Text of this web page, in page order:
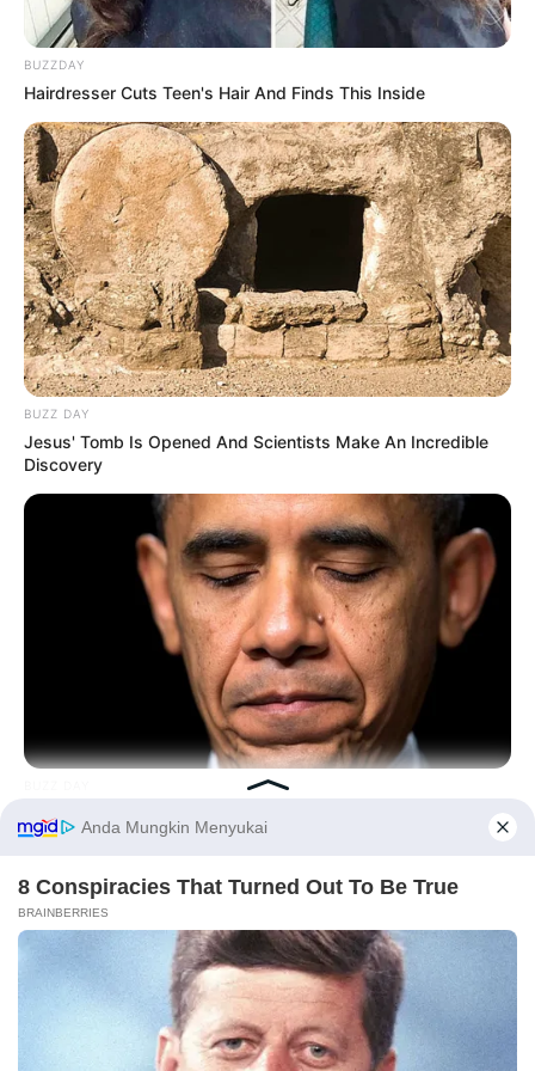
Tampil Lebih Modern, 7 Potret
Hasil Renovasi Rumah Berusia
90 Tahun
BUZZDAY
Hairdresser Cuts Teen's Hair And Finds This Inside
BUZZ DAY
Jesus' Tomb Is Opened And Scientists Make An Incredible
Discovery
Barack Finally Reveals What's Going On With Michelle